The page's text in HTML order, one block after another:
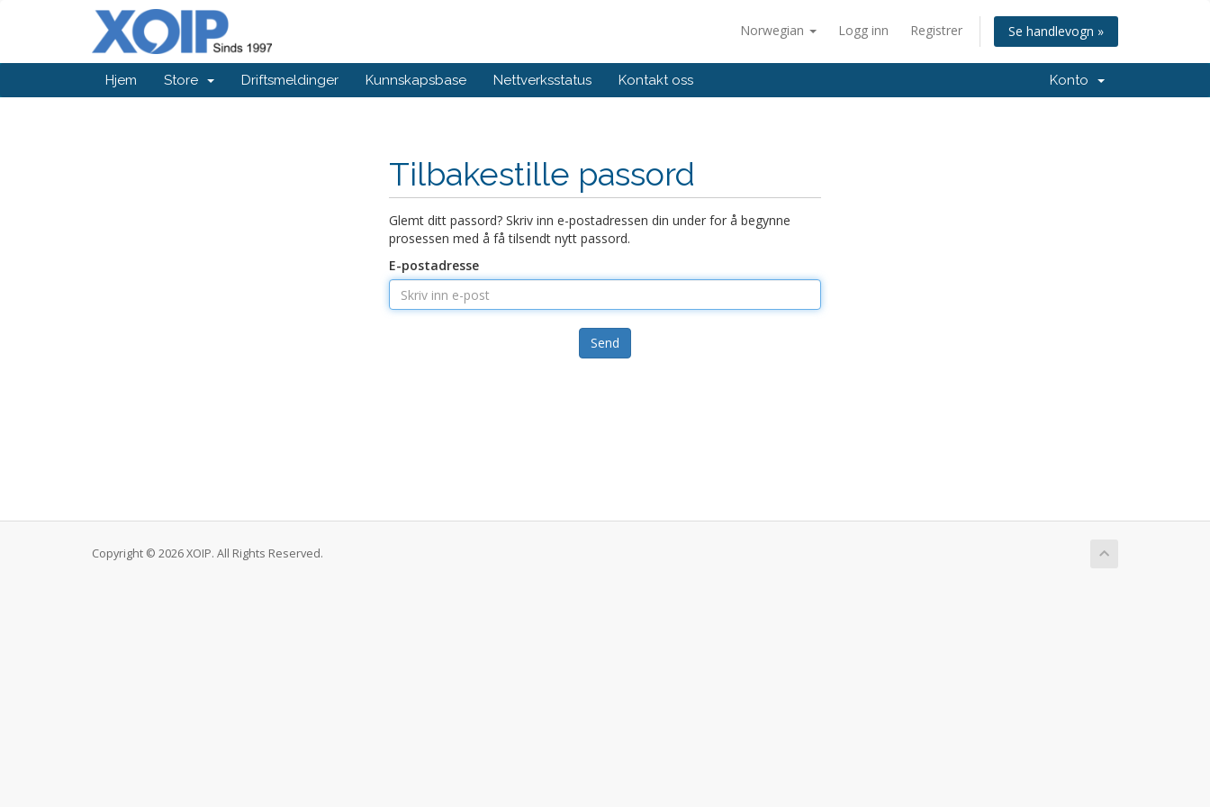
Norwegian Logg inn Registrer Se handlevogn »
Hjem Store Driftsmeldinger Kunnskapsbase Nettverksstatus Kontakt oss Konto
Tilbakestille passord
Glemt ditt passord? Skriv inn e-postadressen din under for å begynne
prosessen med å få tilsendt nytt passord.
E-postadresse
Send
Copyright © 2026 XOIP. All Rights Reserved.